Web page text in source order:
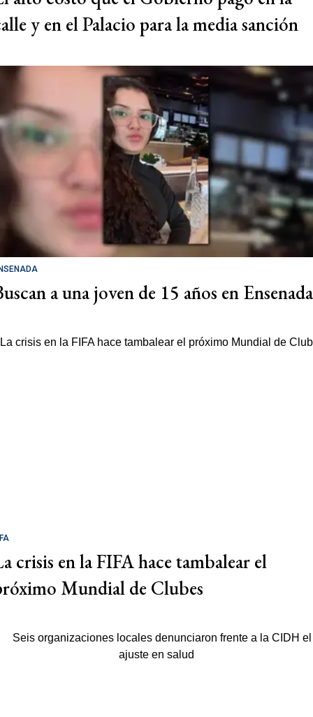
y en el Palacio para la media sanción
a una joven de 15 años en Ensenada
crisis en la FIFA hace tambalear el
Mundial de Clubes